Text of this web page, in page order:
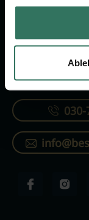
gesammelt
Ratgeber